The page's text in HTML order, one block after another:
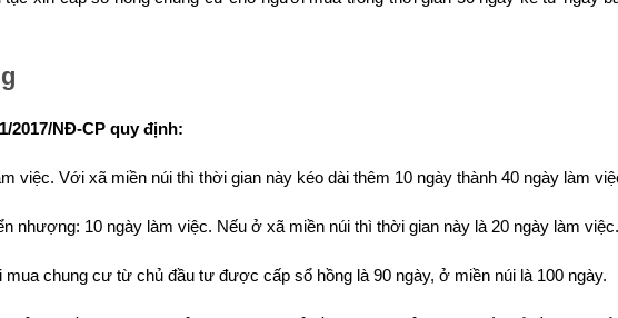
2017/NĐ-CP quy định:
việc. Với xã miền núi thì thời gian này kéo dài thêm 10 ngày thành 40 ngày làm
nhượng: 10 ngày làm việc. Nếu ở xã miền núi thì thời gian này là 20 ngày làm việc.
chung cư từ chủ đầu tư được cấp sổ hồng là 90 ngày, ở miền núi là 100 ngày.